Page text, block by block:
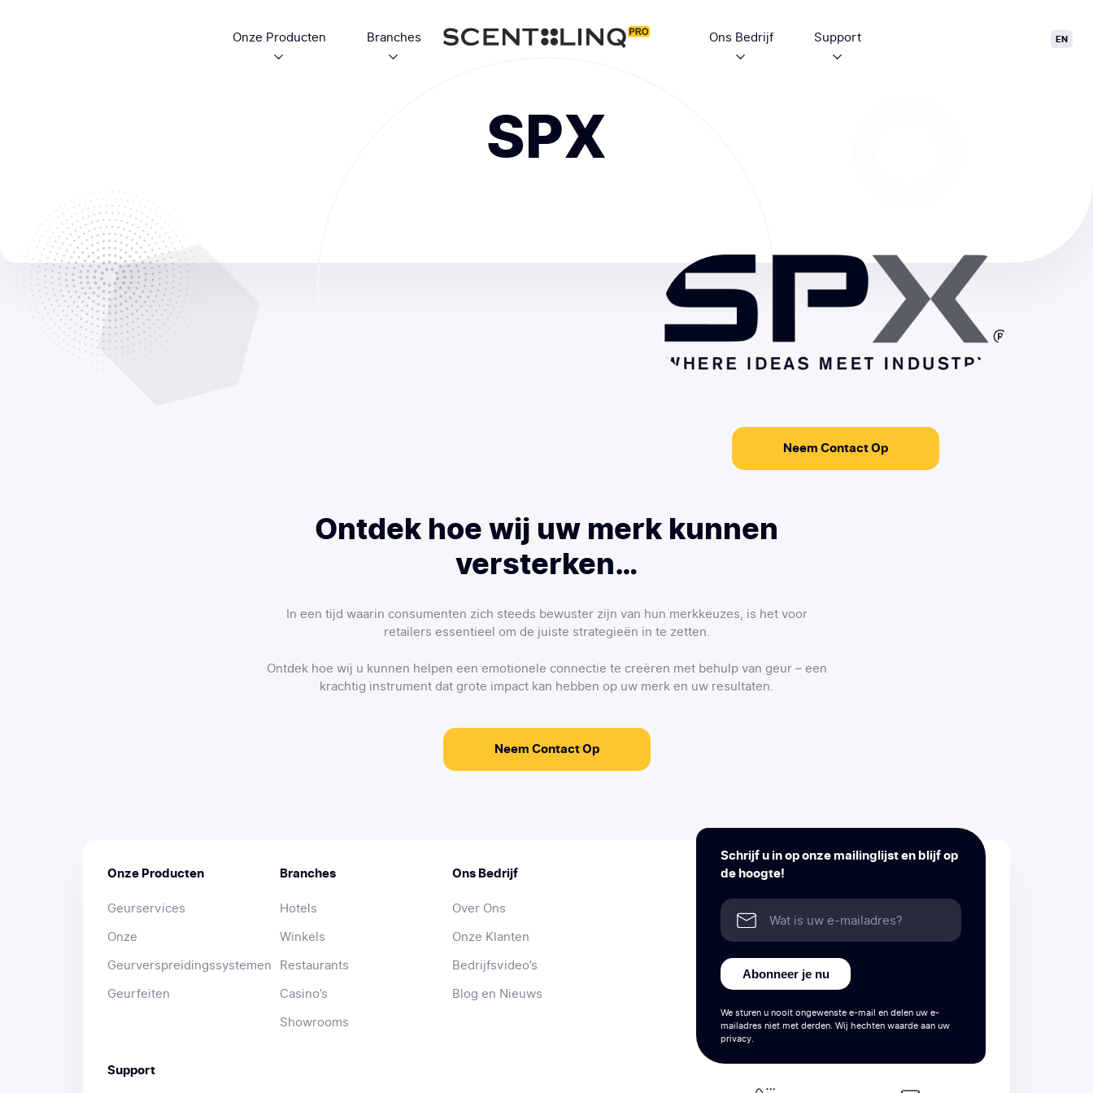
Onze Producten Branches Ons Bedrijf Support EN
SPX
Neem Contact Op
Ontdek hoe wij uw merk kunnen
versterken…
In een tijd waarin consumenten zich steeds bewuster zijn van hun merkkeuzes, is het voor
retailers essentieel om de juiste strategieën in te zetten.
Ontdek hoe wij u kunnen helpen een emotionele connectie te creëren met behulp van geur – een
krachtig instrument dat grote impact kan hebben op uw merk en uw resultaten.
Neem Contact Op
Schrijf u in op onze mailinglijst en blijf op
de hoogte!
Abonneer je nu
We sturen u nooit ongewenste e-mail en delen uw e-
mailadres niet met derden. Wij hechten waarde aan uw
privacy.
Onze Producten
Geurservices
Onze
Geurverspreidingssystemen
Geurfeiten
Branches
Hotels
Winkels
Restaurants
Casino’s
Showrooms
Ons Bedrijf
Over Ons
Onze Klanten
Bedrijfsvideo’s
Blog en Nieuws
Support